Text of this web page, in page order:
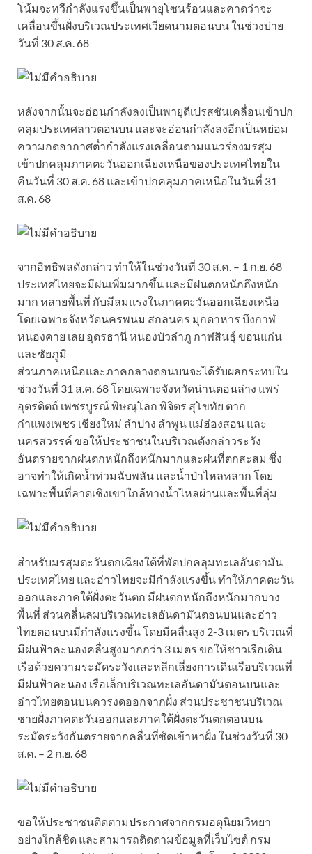
โน้มจะทวีกำลังแรงขึ้นเป็นพายุโซนร้อนและคาดว่าจะ
เคลื่อนขึ้นฝั่งบริเวณประเทศเวียดนามตอนบน ในช่วงบ่าย
วันที่ 30 ส.ค. 68
หลังจากนั้นจะอ่อนกำลังลงเป็นพายุดีเปรสชันเคลื่อนเข้าปก
คลุมประเทศลาวตอนบน และจะอ่อนกำลังลงอีกเป็นหย่อม
ความกดอากาศต่ำกำลังแรงเคลื่อนตามแนวร่องมรสุม
เข้าปกคลุมภาคตะวันออกเฉียงเหนือของประเทศไทยใน
คืนวันที่ 30 ส.ค. 68 และเข้าปกคลุมภาคเหนือในวันที่ 31
ส.ค. 68
จากอิทธิพลดังกล่าว ทำให้ในช่วงวันที่ 30 ส.ค. – 1 ก.ย. 68
ประเทศไทยจะมีฝนเพิ่มมากขึ้น และมีฝนตกหนักถึงหนัก
มาก หลายพื้นที่ กับมีลมแรงในภาคตะวันออกเฉียงเหนือ
โดยเฉพาะจังหวัดนครพนม สกลนคร มุกดาหาร บึงกาฬ
หนองคาย เลย อุดรธานี หนองบัวลำภู กาฬสินธุ์ ขอนแก่น
และชัยภูมิ
ส่วนภาคเหนือและภาคกลางตอนบนจะได้รับผลกระทบใน
ช่วงวันที่ 31 ส.ค. 68 โดยเฉพาะจังหวัดน่านตอนล่าง แพร่
อุตรดิตถ์ เพชรบูรณ์ พิษณุโลก พิจิตร สุโขทัย ตาก
กำแพงเพชร เชียงใหม่ ลำปาง ลำพูน แม่ฮ่องสอน และ
นครสวรรค์ ขอให้ประชาชนในบริเวณดังกล่าวระวัง
อันตรายจากฝนตกหนักถึงหนักมากและฝนที่ตกสะสม ซึ่ง
อาจทำให้เกิดน้ำท่วมฉับพลัน และน้ำป่าไหลหลาก โดย
เฉพาะพื้นที่ลาดเชิงเขาใกล้ทางน้ำไหลผ่านและพื้นที่ลุ่ม
สำหรับมรสุมตะวันตกเฉียงใต้ที่พัดปกคลุมทะเลอันดามัน
ประเทศไทย และอ่าวไทยจะมีกำลังแรงขึ้น ทำให้ภาคตะวัน
ออกและภาคใต้ฝั่งตะวันตก มีฝนตกหนักถึงหนักมากบาง
พื้นที่ ส่วนคลื่นลมบริเวณทะเลอันดามันตอนบนและอ่าว
ไทยตอนบนมีกำลังแรงขึ้น โดยมีคลื่นสูง 2-3 เมตร บริเวณที่
มีฝนฟ้าคะนองคลื่นสูงมากกว่า 3 เมตร ขอให้ชาวเรือเดิน
เรือด้วยความระมัดระวังและหลีกเลี่ยงการเดินเรือบริเวณที่
มีฝนฟ้าคะนอง เรือเล็กบริเวณทะเลอันดามันตอนบนและ
อ่าวไทยตอนบนควรงดออกจากฝั่ง ส่วนประชาชนบริเวณ
ชายฝั่งภาคตะวันออกและภาคใต้ฝั่งตะวันตกตอนบน
ระมัดระวังอันตรายจากคลื่นที่ซัดเข้าหาฝั่ง ในช่วงวันที่ 30
ส.ค. – 2 ก.ย. 68
ขอให้ประชาชนติดตามประกาศจากกรมอตุนิยมวิทยา
อย่างใกล้ชิด และสามารถติดตามข้อมูลที่เว็บไซต์ กรม